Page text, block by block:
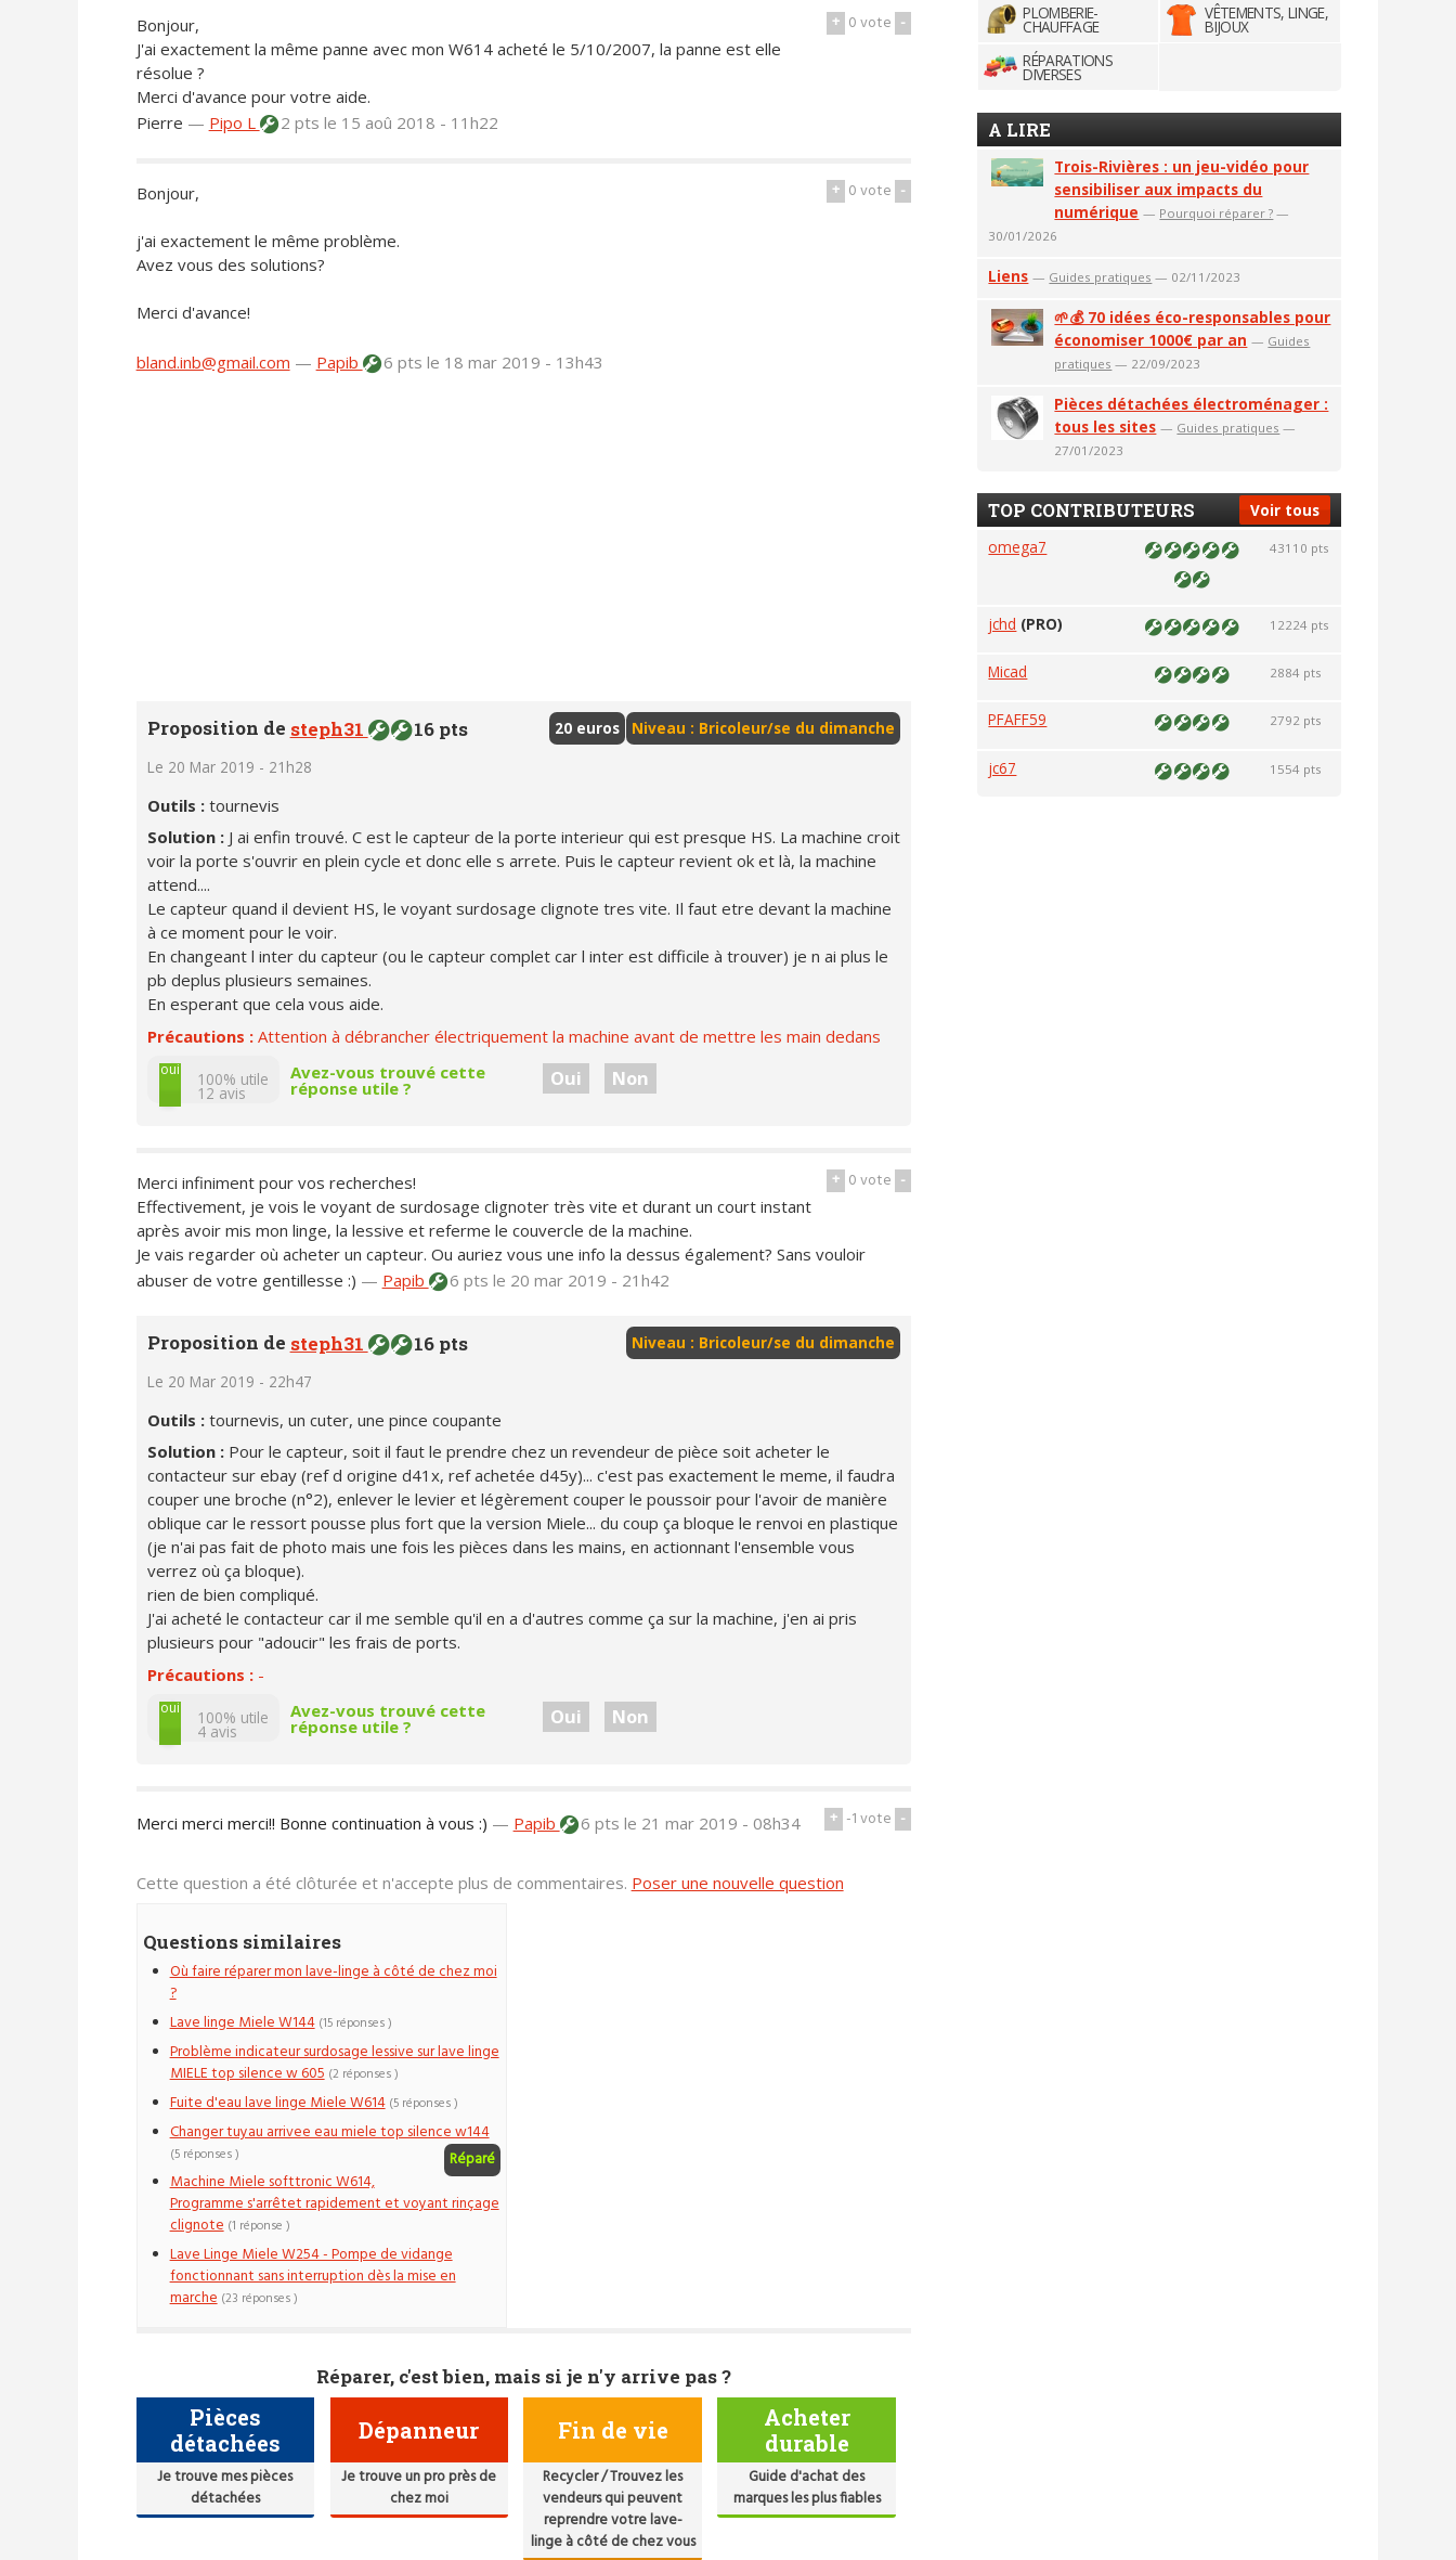
+ 0vote -
Bonjour,
J'ai exactement la même panne avec mon W614 acheté le 5/10/2007, la panne est elle
résolue ?
Merci d'avance pour votre aide.
Pierre — Pipo L 2 pts le 15 aoû 2018 - 11h22
+ 0vote -
Bonjour,
j'ai exactement le même problème.
Avez vous des solutions?
Merci d'avance!
bland.inb@gmail.com — Papib 6 pts le 18 mar 2019 - 13h43
Niveau : Bricoleur/se du dimanche
20 euros
Proposition de steph31 16 pts
Le 20 Mar 2019 - 21h28
Outils : tournevis
Solution : J ai enfin trouvé. C est le capteur de la porte interieur qui est presque HS. La machine croit
voir la porte s'ouvrir en plein cycle et donc elle s arrete. Puis le capteur revient ok et là, la machine
attend....
Le capteur quand il devient HS, le voyant surdosage clignote tres vite. Il faut etre devant la machine
à ce moment pour le voir.
En changeant l inter du capteur (ou le capteur complet car l inter est difficile à trouver) je n ai plus le
pb deplus plusieurs semaines.
En esperant que cela vous aide.
Précautions : Attention à débrancher électriquement la machine avant de mettre les main dedans
non
oui 100% utile
12 avis
Avez-vous trouvé cette
réponse utile ? Oui Non
+ 0vote -
Merci infiniment pour vos recherches!
Effectivement, je vois le voyant de surdosage clignoter très vite et durant un court instant
après avoir mis mon linge, la lessive et referme le couvercle de la machine.
Je vais regarder où acheter un capteur. Ou auriez vous une info la dessus également? Sans vouloir
abuser de votre gentillesse :) — Papib 6 pts le 20 mar 2019 - 21h42
Niveau : Bricoleur/se du dimanche
Proposition de steph31 16 pts
Le 20 Mar 2019 - 22h47
Outils : tournevis, un cuter, une pince coupante
Solution : Pour le capteur, soit il faut le prendre chez un revendeur de pièce soit acheter le
contacteur sur ebay (ref d origine d41x, ref achetée d45y)... c'est pas exactement le meme, il faudra
couper une broche (n°2), enlever le levier et légèrement couper le poussoir pour l'avoir de manière
oblique car le ressort pousse plus fort que la version Miele... du coup ça bloque le renvoi en plastique
(je n'ai pas fait de photo mais une fois les pièces dans les mains, en actionnant l'ensemble vous
verrez où ça bloque).
rien de bien compliqué.
J'ai acheté le contacteur car il me semble qu'il en a d'autres comme ça sur la machine, j'en ai pris
plusieurs pour "adoucir" les frais de ports.
Précautions : -
non
oui 100% utile
4avis
Avez-vous trouvé cette
réponse utile ? Oui Non
+ -1vote -
Merci merci merci!! Bonne continuation à vous :) — Papib 6 pts le 21 mar 2019 - 08h34
Cette question a été clôturée et n'accepte plus de commentaires. Poser une nouvelle question
Questions similaires
Où faire réparer mon lave-linge à côté de chez moi
?
Lave linge Miele W144 (15 réponses )
Problème indicateur surdosage lessive sur lave linge
MIELE top silence w 605 (2 réponses )
Fuite d'eau lave linge Miele W614 (5 réponses )
Changer tuyau arrivee eau miele top silence w144
Réparé
(5 réponses )
Machine Miele softtronic W614,
Programme s'arrêtet rapidement et voyant rinçage
clignote (1 réponse )
Lave Linge Miele W254 - Pompe de vidange
fonctionnant sans interruption dès la mise en
marche (23 réponses )
Réparer, c'est bien, mais si je n'y arrive pas ?
Pièces
détachées
Je trouve mes pièces
détachées
Dépanneur
Je trouve un pro près de
chez moi
Fin de vie
Recycler / Trouvez les
vendeurs qui peuvent
reprendre votre lave-
linge à côté de chez vous
Acheter
durable
Guide d'achat des
marques les plus fiables
PLOMBERIE-
CHAUFFAGE
VÊTEMENTS, LINGE,
BIJOUX
RÉPARATIONS
DIVERSES
A LIRE
Trois-Rivières : un jeu-vidéo pour
sensibiliser aux impacts du
numérique — Pourquoi réparer ? —
30/01/2026
Liens — Guides pratiques — 02/11/2023
🌱💰 70 idées éco-responsables pour
économiser 1000€ par an — Guides
pratiques — 22/09/2023
Pièces détachées électroménager :
tous les sites — Guides pratiques —
27/01/2023
Voir tous
TOP CONTRIBUTEURS
omega7 43110 pts
jchd (PRO) 12224 pts
Micad 2884 pts
PFAFF59 2792 pts
jc67 1554 pts